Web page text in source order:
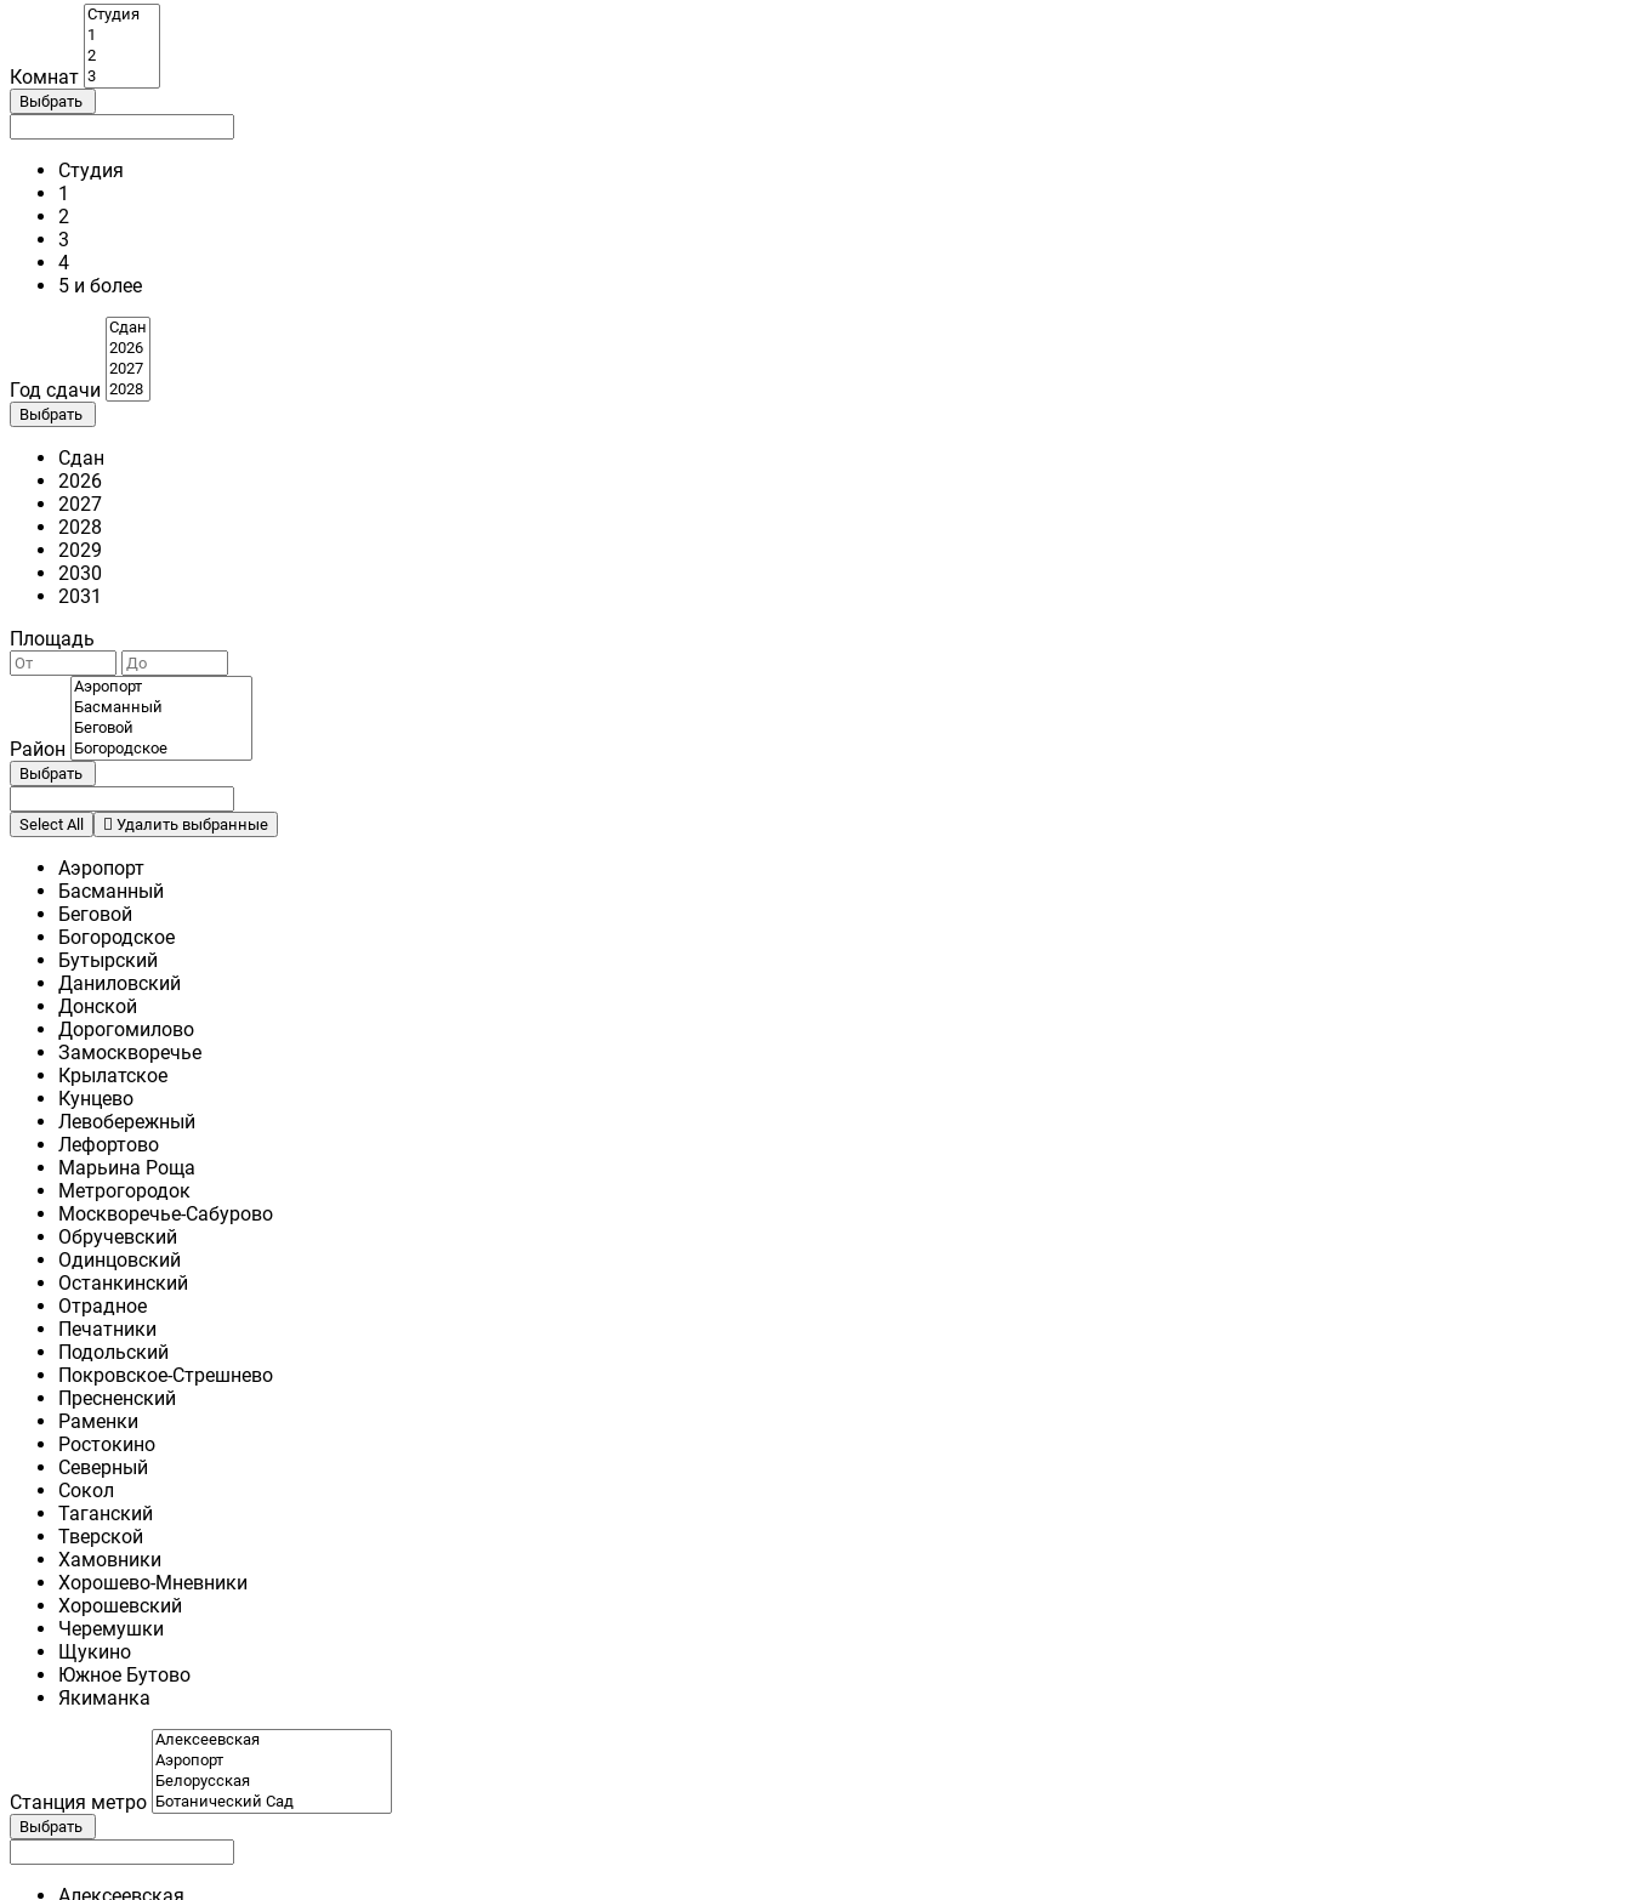
Комнат
Выбрать
Студия
1
2
3
4
5 и более
Год сдачи
Выбрать
Сдан
2026
2027
2028
2029
2030
2031
Площадь
Район
Выбрать
Select All Удалить выбранные
Аэропорт
Басманный
Беговой
Богородское
Бутырский
Даниловский
Донской
Дорогомилово
Замоскворечье
Крылатское
Кунцево
Левобережный
Лефортово
Марьина Роща
Метрогородок
Москворечье-Сабурово
Обручевский
Одинцовский
Останкинский
Отрадное
Печатники
Подольский
Покровское-Стрешнево
Пресненский
Раменки
Ростокино
Северный
Сокол
Таганский
Тверской
Хамовники
Хорошево-Мневники
Хорошевский
Черемушки
Щукино
Южное Бутово
Якиманка
Станция метро
Выбрать